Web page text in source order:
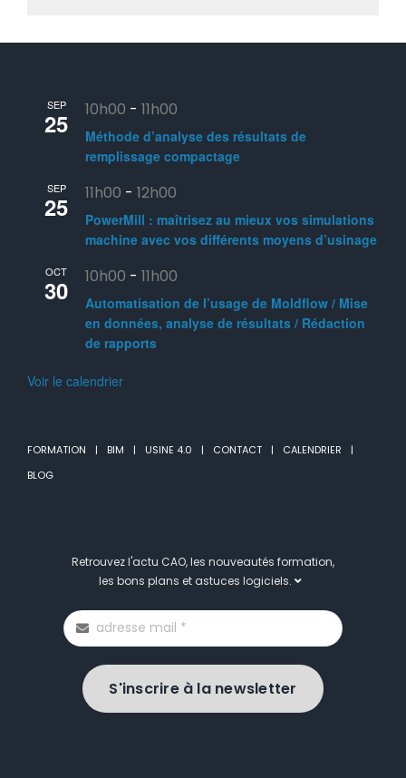
SEP
25 10h00 - 11h00
Méthode d’analyse des résultats de
remplissage compactage
SEP
25 11h00 - 12h00
PowerMill : maîtrisez au mieux vos simulations
machine avec vos différents moyens d’usinage
OCT
30 10h00 - 11h00
Automatisation de l’usage de Moldflow / Mise
en données, analyse de résultats / Rédaction
de rapports
Voir le calendrier
FORMATION BIM USINE 4.0 CONTACT
CALENDRIER
BLOG
Retrouvez l'actu CAO, les nouveautés formation,
les bons plans et astuces logiciels.
S'inscrire à la newsletter